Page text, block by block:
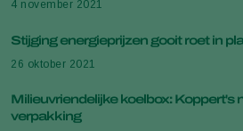
4 november 2021
Stijging energieprijzen gooit roet in
26 oktober 2021
Milieuvriendelijke koelbox: Koppert's
verpakking